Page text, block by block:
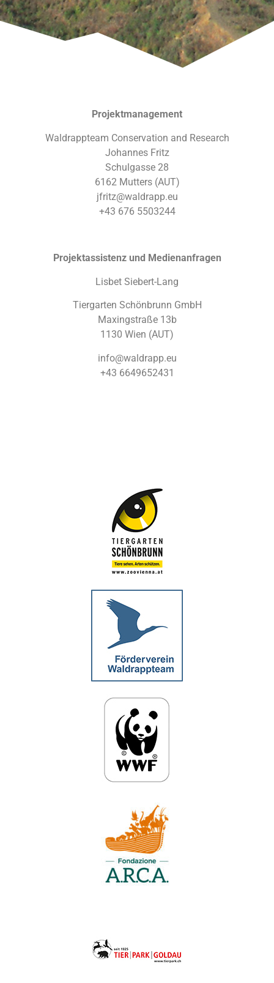
Projektmanagement
Waldrappteam Conservation and Research
Johannes Fritz
Schulgasse 28
6162 Mutters (AUT)
jfritz@waldrapp.eu
+43 676 5503244
Projektassistenz und Medienanfragen
Lisbet Siebert-Lang
Tiergarten Schönbrunn GmbH
Maxingstraße 13b
1130 Wien (AUT)
info@waldrapp.eu
+43 6649652431